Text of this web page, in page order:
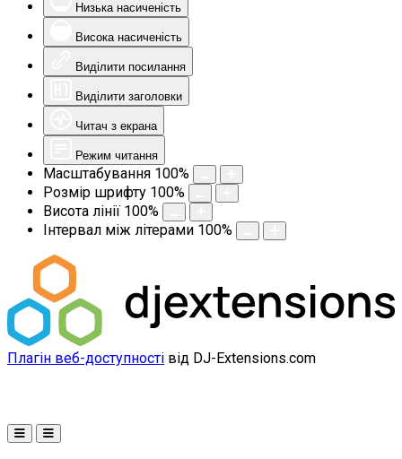
Низька насиченість
Висока насиченість
Виділити посилання
Виділити заголовки
Читач з екрана
Режим читання
Масштабування 100%
Розмір шрифту 100%
Висота лінії 100%
Інтервал між літерами 100%
Плагін веб-доступності від DJ-Extensions.com